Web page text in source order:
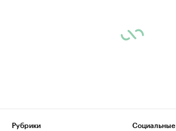
Рубрики
Социальные